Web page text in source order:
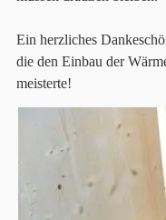
Ein herzliches
die den Einbau der
meisterte!